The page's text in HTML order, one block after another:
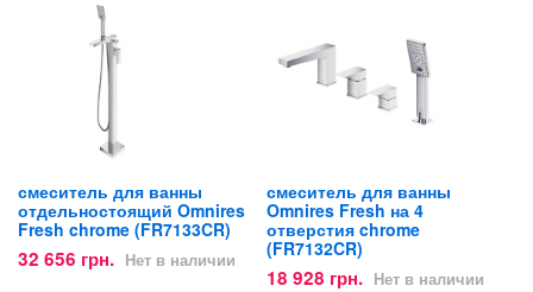
смеситель для ванны
отдельностоящий Omnires
Fresh chrome (FR7133CR)
32 656 грн. Нет в наличии
смеситель для ванны
Omnires Fresh на 4
отверстия chrome
(FR7132CR)
18 928 грн. Нет в наличии